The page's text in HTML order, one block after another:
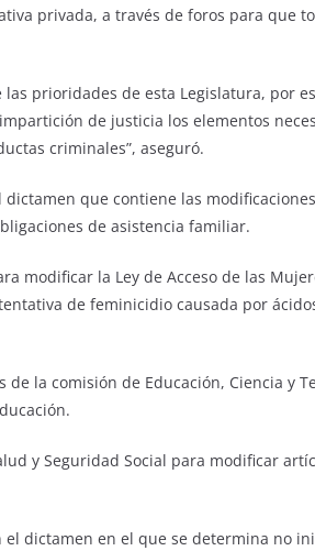
privada, a través de foros para que
prioridades de esta Legislatura, por
de justicia los elementos
criminales”, aseguró.
que contiene las
de asistencia familiar.
modificar la Ley de Acceso de las
de feminicidio causada por
la comisión de Educación, Ciencia y
y Seguridad Social para modificar
el dictamen en el que se determina no